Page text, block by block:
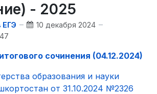
- 2025
ЕГЭ
10 декабря 2024
сочинения (04.12.2024)
образования и науки
от 31.10.2024 №2326